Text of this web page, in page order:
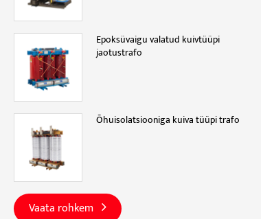
Epoksüvaigu valatud kuivtüüpi
jaotustrafo
Õhuisolatsiooniga kuiva tüüpi trafo
Vaata rohkem